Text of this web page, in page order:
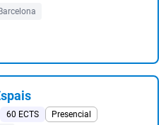
Barcelona
60 ECTS
Presencial